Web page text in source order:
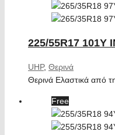
225/55R17 101Y
UHP, Θερινά
Θερινά Ελαστικά από
Free